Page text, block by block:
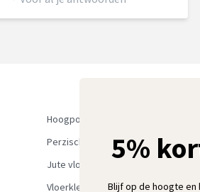
Hoogpolig vloerkleed
Perzisch tapijt
Jute vloerkleed
Vloerkleed groen
5%
Blijf op de hoogte en